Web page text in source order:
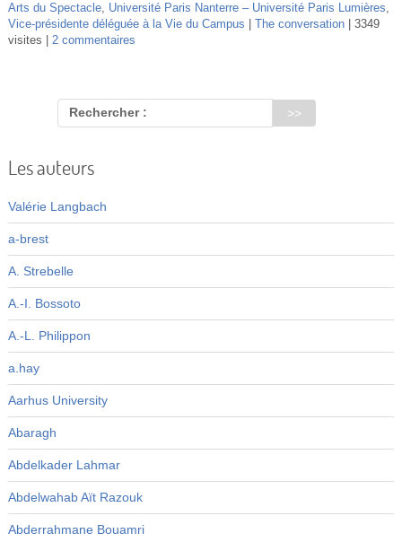
Arts du Spectacle, Université Paris Nanterre – Université Paris Lumières
Vice-présidente déléguée à la Vie du Campus
The conversation
3349
visites
2 commentaires
Rechercher :
Les auteurs
Valérie Langbach
a-brest
A. Strebelle
A.-I. Bossoto
A.-L. Philippon
a.hay
Aarhus University
Abaragh
Abdelkader Lahmar
Abdelwahab Aït Razouk
Abderrahmane Bouamri